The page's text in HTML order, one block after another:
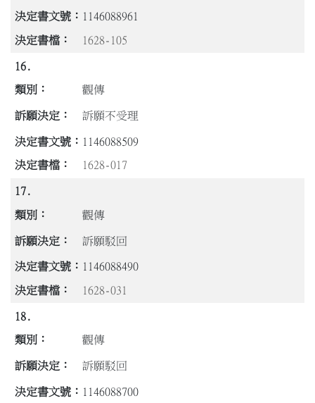
1146088961
1628-105
16.
觀傳
訴願不受理
1146088509
1628-017
17.
觀傳
訴願駁回
1146088490
1628-031
18.
觀傳
訴願駁回
1146088700